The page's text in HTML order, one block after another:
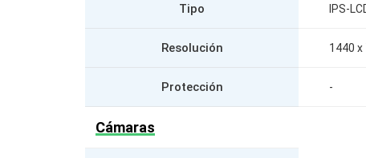
Tipo IPS-
Resolución 1440 x
Protección -
Cámaras